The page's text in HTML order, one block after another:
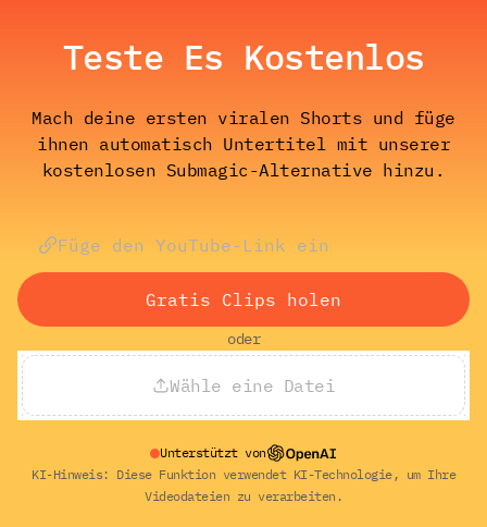
Teste Es Kostenlos
Mach deine ersten viralen Shorts und füge
ihnen automatisch Untertitel mit unserer
kostenlosen Submagic-Alternative hinzu.
Gratis Clips holen
oder
Wähle eine Datei
Unterstützt von
KI-Hinweis: Diese Funktion verwendet KI-Technologie, um Ihre
Videodateien zu verarbeiten.